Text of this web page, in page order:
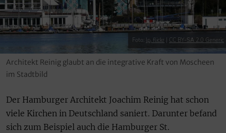
Foto: lp, flickr CC BY-SA 2.0 Generic
Architekt Reinig glaubt an die integrative Kraft von Moscheen
im Stadtbild
Der Hamburger Architekt Joachim Reinig hat schon
viele Kirchen in Deutschland saniert. Darunter befand
sich zum Beispiel auch die Hamburger St.